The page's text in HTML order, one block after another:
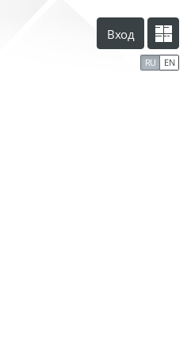
Вход
RU EN